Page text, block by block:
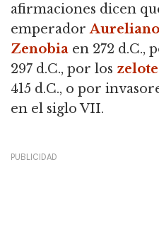
afirmaciones dicen
emperadorAureliano
Zenobia en 272 d.C.,
297 d.C., por los
415 d.C., o por
en el siglo VII.
PUBLICIDAD